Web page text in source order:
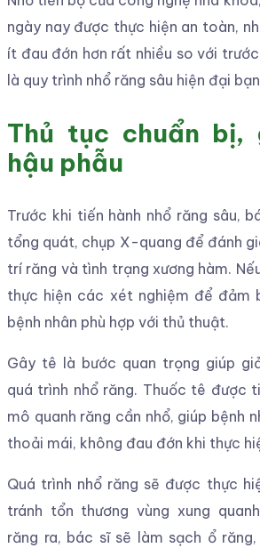
ngày nay được thực hiện an toàn,
ít đau đớn hơn rất nhiều so với
là quy trình nhổ răng sâu hiện đại
Thủ tục chuẩn bị,
hậu phẫu
Trước khi tiến hành nhổ răng sâu,
tổng quát, chụp X-quang để đánh
trí răng và tình trạng xương hàm.
thực hiện các xét nghiệm để đảm
bệnh nhân phù hợp với thủ thuật.
Gây tê là bước quan trọng giúp
quá trình nhổ răng. Thuốc tê được
mô quanh răng cần nhổ, giúp bệnh
thoải mái, không đau đớn khi thực
Quá trình nhổ răng sẽ được thực
tránh tổn thương vùng xung
răng ra, bác sĩ sẽ làm sạch ổ